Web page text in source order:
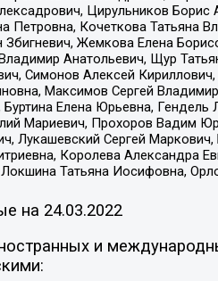
Цирульников
Кочеткова Татьяна
Збигневич, Жемкова Елена
Анатольевич, Щур
Симонов Алексей
Максимов Сергей
Елена Юрьевна,
Мариевич, Прохоров Вадим
Лукашевский Сергей
Королева Александра
Татьяна Иосифовна,
на 24.03.2022
и